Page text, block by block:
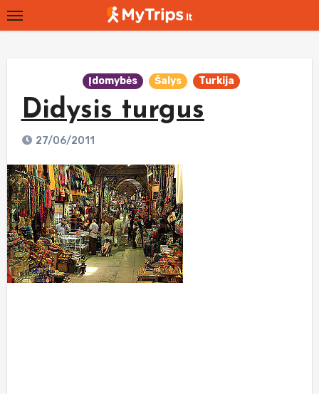
Skip
to
Įdomybės Šalys Turkija
Didysis turgus
27/06/2011